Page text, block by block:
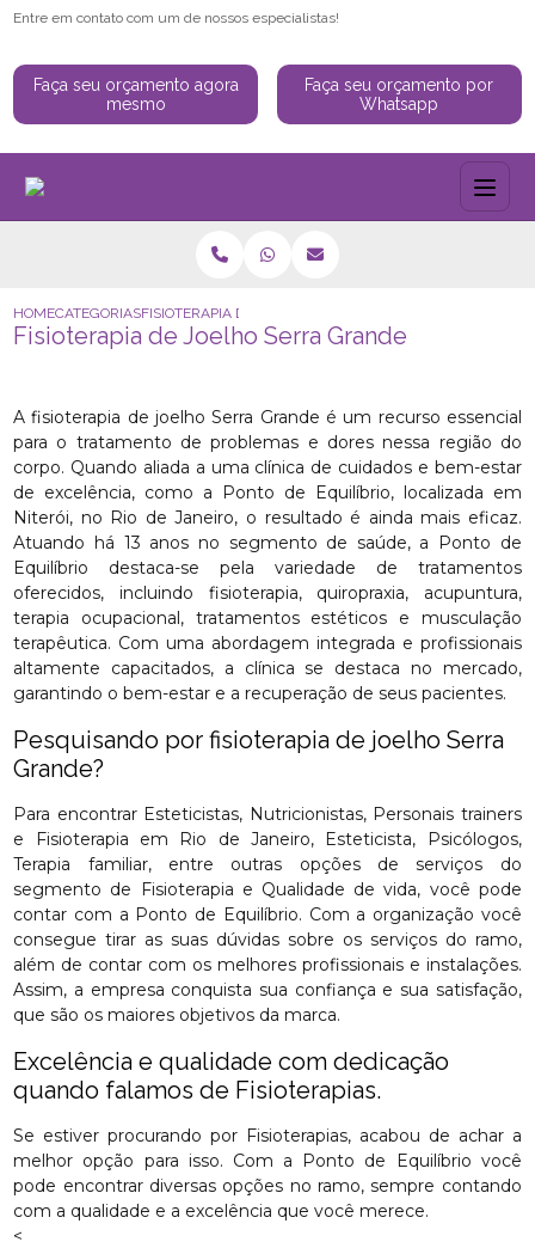
Entre em contato com um de nossos especialistas!
Faça seu orçamento agora
mesmo
Faça seu orçamento por
Whatsapp
HOMECATEGORIASFISIOTERAPIA DE JOELHO SERRA GRANDE
Fisioterapia de Joelho Serra Grande
A fisioterapia de joelho Serra Grande é um recurso essencial
para o tratamento de problemas e dores nessa região do
corpo. Quando aliada a uma clínica de cuidados e bem-estar
de excelência, como a Ponto de Equilíbrio, localizada em
Niterói, no Rio de Janeiro, o resultado é ainda mais eficaz.
Atuando há 13 anos no segmento de saúde, a Ponto de
Equilíbrio destaca-se pela variedade de tratamentos
oferecidos, incluindo fisioterapia, quiropraxia, acupuntura,
terapia ocupacional, tratamentos estéticos e musculação
terapêutica. Com uma abordagem integrada e profissionais
altamente capacitados, a clínica se destaca no mercado,
garantindo o bem-estar e a recuperação de seus pacientes.
Pesquisando por fisioterapia de joelho Serra
Grande?
Para encontrar Esteticistas, Nutricionistas, Personais trainers
e Fisioterapia em Rio de Janeiro, Esteticista, Psicólogos,
Terapia familiar, entre outras opções de serviços do
segmento de Fisioterapia e Qualidade de vida, você pode
contar com a Ponto de Equilíbrio. Com a organização você
consegue tirar as suas dúvidas sobre os serviços do ramo,
além de contar com os melhores profissionais e instalações.
Assim, a empresa conquista sua confiança e sua satisfação,
que são os maiores objetivos da marca.
Excelência e qualidade com dedicação
quando falamos de Fisioterapias.
Se estiver procurando por Fisioterapias, acabou de achar a
melhor opção para isso. Com a Ponto de Equilíbrio você
pode encontrar diversas opções no ramo, sempre contando
com a qualidade e a excelência que você merece.
<